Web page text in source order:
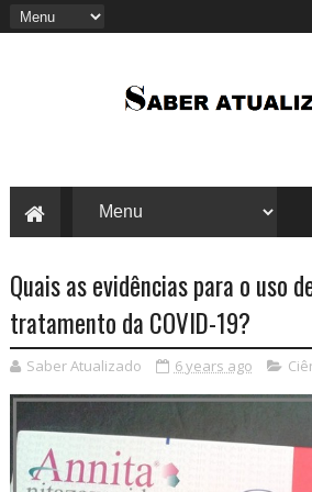
Quais as evidências para o uso
tratamento da COVID-19?
Saber Atualizado 6 years ago